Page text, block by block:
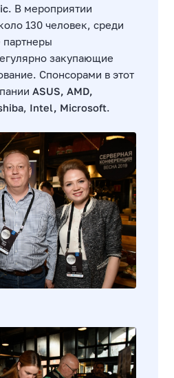
. В мероприятии
130 человек, среди
закупающие
Спонсорами в этот
ASUS, AMD,
, Intel, Microsoft.